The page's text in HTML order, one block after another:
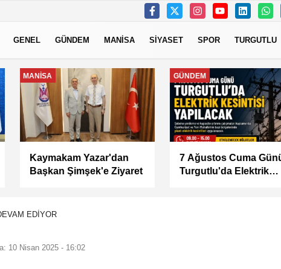
GENEL GÜNDEM MANİSA SİYASET SPOR TURGUTLU
MANİSA
Kaymakam Yazar'dan
Başkan Şimşek'e Ziyaret
GÜNDEM
7 Ağustos Cuma Günü
Turgutlu'da Elektrik
EDİYOR
10 Nisan 2025 - 16:02